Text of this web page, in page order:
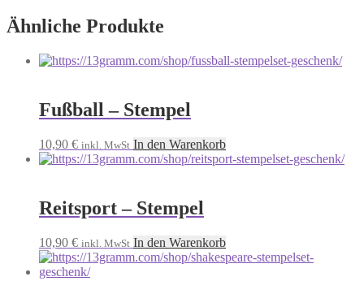
Ähnliche Produkte
Fußball – Stempel
10,90 € inkl. MwSt In den Warenkorb
Reitsport – Stempel
10,90 € inkl. MwSt In den Warenkorb